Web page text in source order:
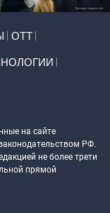
ОТТ
на сайте
РФ.
не более трети
прямой